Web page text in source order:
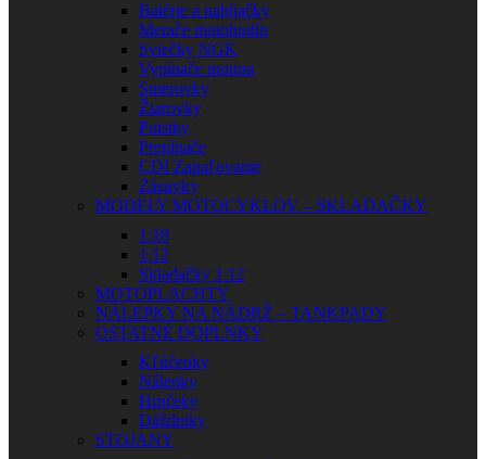
Batérie a nabíjačky
Merače motohodín
Sviečky NGK
Vypínače motora
Smerovky
Žiarovky
Poistky
Prepínače
CDI Zapaľovanie
Zásuvky
MODELY MOTOCYKLOV – SKLADAČKY
1:18
1:12
Skladačky 1:12
MOTOPLACHTY
NÁLEPKY NA NÁDRŽ – TANKPADY
OSTATNÉ DOPLNKY
Kľúčenky
Nálepky
Hrnčeky
Dáždniky
STOJANY